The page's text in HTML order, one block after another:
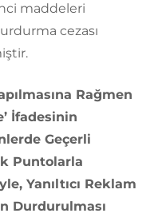
maddeleri
cezası
Rağmen
İfadesinin
Geçerli
Puntolarla
Yanıltıcı Reklam
Durdurulması